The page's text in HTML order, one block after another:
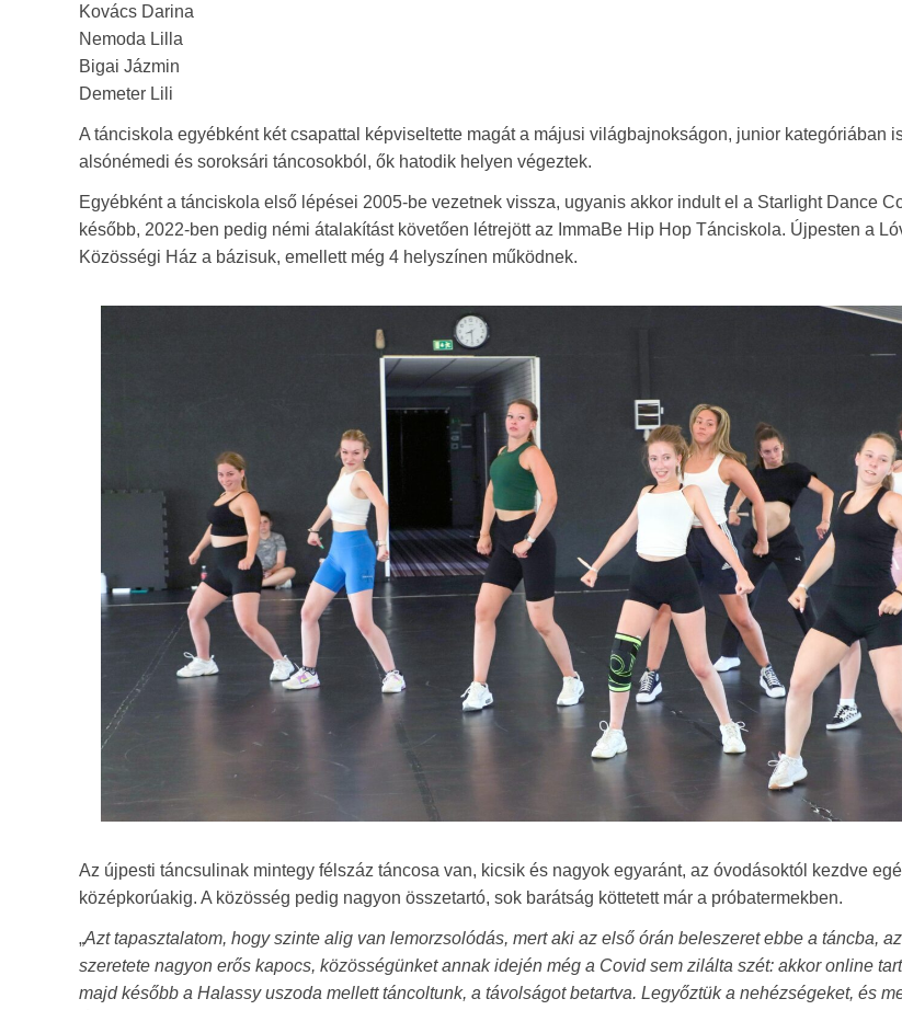
Kovács Darina
Nemoda Lilla
Bigai Jázmin
Demeter Lili
A tánciskola egyébként két csapattal képviseltette magát a májusi világbajnokságon, junior kategóriában
alsónémedi és soroksári táncosokból, ők hatodik helyen végeztek.
Egyébként a tánciskola első lépései 2005-be vezetnek vissza, ugyanis akkor indult el a Starlight Dance
később, 2022-ben pedig némi átalakítást követően létrejött az ImmaBe Hip Hop Tánciskola. Újpesten a
Közösségi Ház a bázisuk, emellett még 4 helyszínen működnek.
Az újpesti táncsulinak mintegy félszáz táncosa van, kicsik és nagyok egyaránt, az óvodásoktól kezdve
középkorúakig. A közösség pedig nagyon összetartó, sok barátság köttetett már a próbatermekben.
„Azt tapasztalatom, hogy szinte alig van lemorzsolódás, mert aki az első órán beleszeret ebbe a táncba,
szeretete nagyon erős kapocs, közösségünket annak idején még a Covid sem zilálta szét: akkor online
majd később a Halassy uszoda mellett táncoltunk, a távolságot betartva. Legyőztük a nehézségeket, és